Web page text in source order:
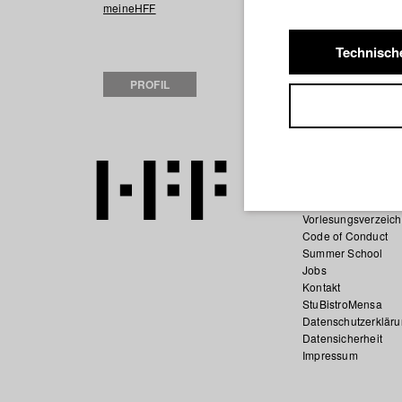
meineHFF
PROFIL
Film)
2023 Body Swap
2022
Code of Conduct
Summer School
Jobs
Kontakt
StuBistroMensa
Datensicherheit
Impressum